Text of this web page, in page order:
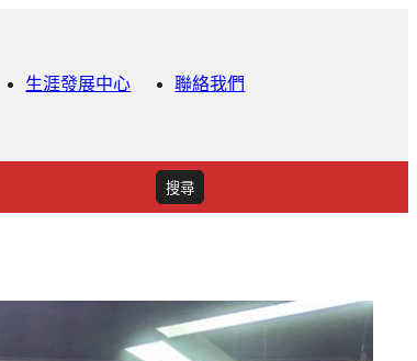
生涯發展中心 聯絡我們
搜
尋
搜尋